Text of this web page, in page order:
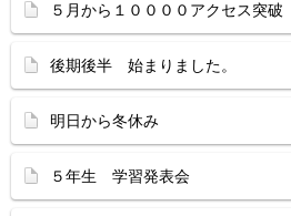
５月から１００００アクセス突破
後期後半 始まりました。
明日から冬休み
５年生 学習発表会